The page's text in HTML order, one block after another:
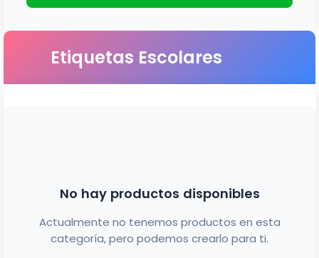
Etiquetas Escolares
No hay productos disponibles
Actualmente no tenemos productos en esta
categoría, pero podemos crearlo para ti.